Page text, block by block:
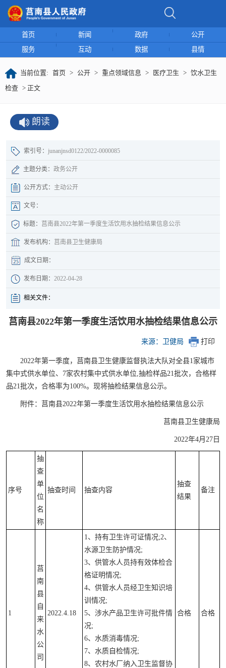
首页 新闻 政府
公开
服务
互动 数据 县情
当前位置: 首页 > 公开 > 重点领域信息 > 医疗卫生 > 饮水卫生
检查 > 正文
朗读
索引号： junanjnsd0122/2022-0000085
主题分类： 政务公开
公开方式： 主动公开
文号：
标题： 莒南县2022年第一季度生活饮用水抽检结果信息公示
发布机构： 莒南县卫生健康局
成文日期：
发布日期： 2022-04-28
相关文件：
莒南县2022年第一季度生活饮用水抽检结果信息公示
来源：卫健局 打印
2022年第一季度，莒南县卫生健康监督执法大队对全县1家城市
集中式供水单位、7家农村集中式供水单位,抽检样品21批次，合格样
品21批次，合格率为100%。现将抽检结果信息公示。
附件：莒南县2022年第一季度生活饮用水抽检结果信息公示
莒南县卫生健康局
2022年4月27日
序号
抽
查
单
位
名
称
抽查时间 抽查内容
抽查
结果
备注
1
莒
南
县
自
来
水
公
司
2022.4.18
1、持有卫生许可证情况;2、
水源卫生防护情况;
3、供管水人员持有效体检合
格证明情况;
4、供管水人员经卫生知识培
训情况;
5、涉水产品卫生许可批件情
况;
6、水质消毒情况;
7、水质自检情况;
8、农村水厂纳入卫生监督协
合格 合格